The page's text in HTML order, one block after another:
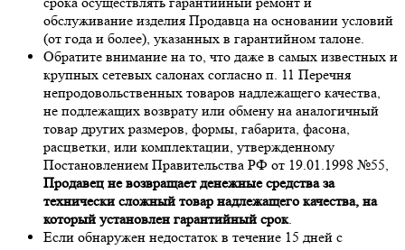
обслуживание изделия Продавца на основании условий
(от года и более), указанных в гарантийном талоне.
Обратите внимание на то, что даже в самых известных и
крупных сетевых салонах согласно п. 11 Перечня
непродовольственных товаров надлежащего качества,
не подлежащих возврату или обмену на аналогичный
товар других размеров, формы, габарита, фасона,
расцветки, или комплектации, утвержденному
Постановлением Правительства РФ от 19.01.1998 №55,
Продавец не возвращает денежные средства за
технически сложный товар надлежащего качества, на
который установлен гарантийный срок.
Если обнаружен недостаток в течение 15 дней с